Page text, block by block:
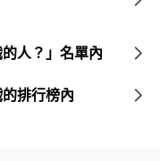
人？」名單內
排行榜內